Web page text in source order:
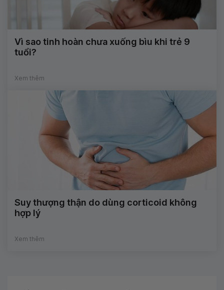
Vì sao tinh hoàn chưa xuống bìu khi trẻ 9
tuổi?
Xem thêm
Suy thượng thận do dùng corticoid không
hợp lý
Xem thêm